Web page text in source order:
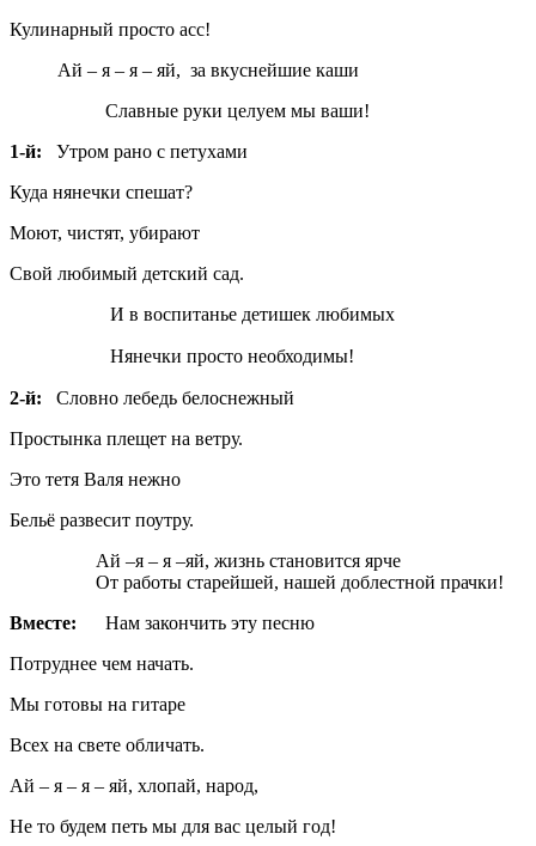
Кулинарный просто асс!
Ай – я – я – яй, за вкуснейшие каши
Славные руки целуем мы ваши!
1-й:
Утром рано с петухами
Куда нянечки спешат?
Моют, чистят, убирают
Свой любимый детский сад.
И в воспитанье детишек любимых
Нянечки просто необходимы!
2-й: Словно лебедь белоснежный
Простынка плещет на ветру.
Это тетя Валя нежно
Бельё развесит поутру.
Ай –я – я –яй, жизнь становится ярче
От работы старейшей, нашей доблестной прачки!
Вместе: Нам закончить эту песню
Потруднее чем начать.
Мы готовы на гитаре
Всех на свете обличать.
Ай – я – я – яй, хлопай, народ,
Не то будем петь мы для вас целый год!